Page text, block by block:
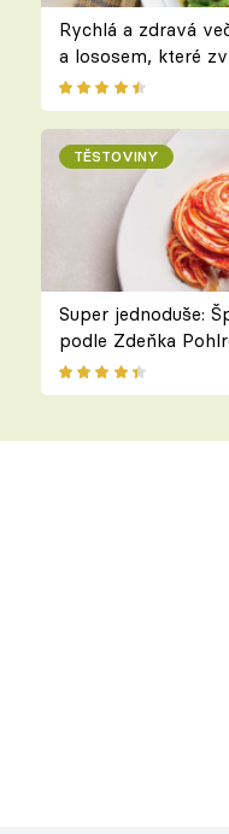
Rychlá a zdravá
a lososem, které
TĚSTOVINY
Super jednoduše:
podle Zdeňka